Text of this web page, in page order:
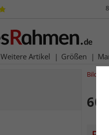
Weitere Artikel Größen